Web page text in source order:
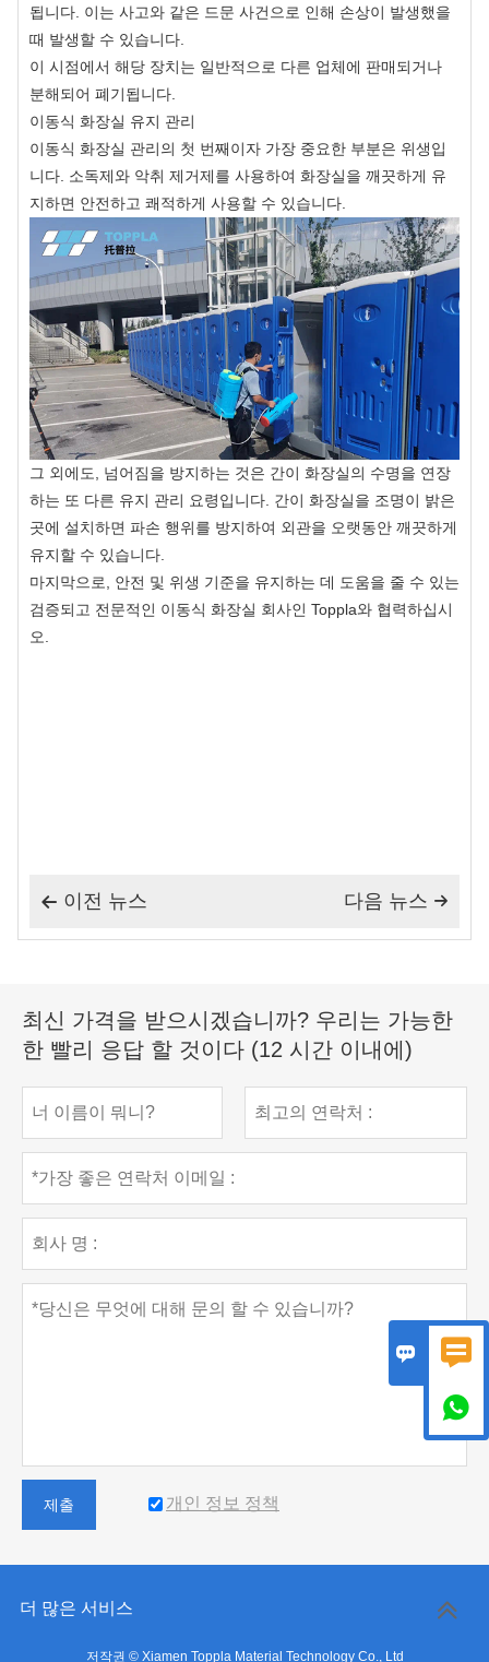
됩니다. 이는 사고와 같은 드문 사건으로 인해 손상이 발생했을
때 발생할 수 있습니다.
이 시점에서 해당 장치는 일반적으로 다른 업체에 판매되거나
분해되어 폐기됩니다.
이동식 화장실 유지 관리
이동식 화장실 관리의 첫 번째이자 가장 중요한 부분은 위생입
니다. 소독제와 악취 제거제를 사용하여 화장실을 깨끗하게 유
지하면 안전하고 쾌적하게 사용할 수 있습니다.
그 외에도, 넘어짐을 방지하는 것은 간이 화장실의 수명을 연장
하는 또 다른 유지 관리 요령입니다. 간이 화장실을 조명이 밝은
곳에 설치하면 파손 행위를 방지하여 외관을 오랫동안 깨끗하게
유지할 수 있습니다.
마지막으로, 안전 및 위생 기준을 유지하는 데 도움을 줄 수 있는
검증되고 전문적인 이동식 화장실 회사인 Toppla와 협력하십시
오.
 이전 뉴스 
다음 뉴스
최신 가격을 받으시겠습니까? 우리는 가능한
한 빨리 응답 할 것이다 (12 시간 이내에)
제출 개인 정보 정책
더 많은 서비스
저작권 © Xiamen Toppla Material Technology Co., Ltd
 
